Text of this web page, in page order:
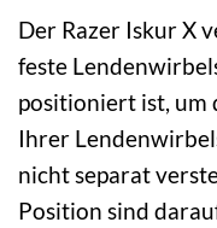
Der Razer Iskur X
feste
positioniert ist, um
Ihrer
nicht separat
Position sind